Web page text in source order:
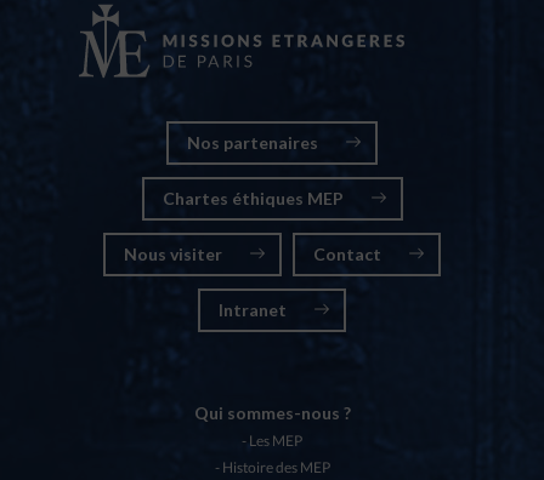
Nos partenaires
Chartes éthiques MEP
Nous visiter Contact
Intranet
Qui sommes-nous ?
Les MEP
Histoire des MEP